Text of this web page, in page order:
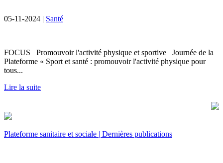
05-11-2024 | Santé
FOCUS Promouvoir l'activité physique et sportive Journée de la
Plateforme « Sport et santé : promouvoir l'activité physique pour
tous...
Lire la suite
Plateforme sanitaire et sociale | Dernières publications